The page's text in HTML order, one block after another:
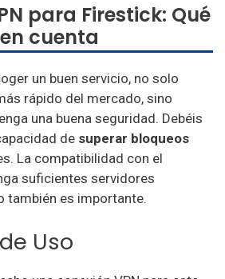
para Firestick: Qué
cuenta
un buen servicio, no solo
rápido del mercado, sino
una buena seguridad. Debéis
de superar bloqueos
La compatibilidad con el
suficientes servidores
también es importante.
Uso